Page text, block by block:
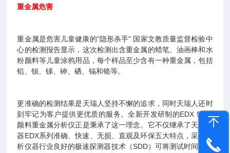
重金属危害
重金属是危害儿童健康的“隐形杀手” 国家文教质量监督检验中
心的检测报告显示，这次检测出含重金属的蜡笔、油画棒和水
粉颜料等儿童涂鸦用品，每个样品至少含有一种重金属，包括
铅、钡、锑、砷、硒、镉和铬等。
更准确的检测结果是天瑞人坚持不懈的追求，同时天瑞人还时
刻牢记为客户提供更优质的服务。全新开发研制的EDX 9000
颜料重金属分析仪正是秉承了这一理念。它不仅继承了天瑞仪
器EDX系列准确、快速、无损、直观及环保五大特点，采用分
析仪器行业良好的极速探测器技术（SDD）可将测试时间降低